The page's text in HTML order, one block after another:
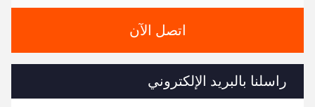
اتصل الآن
راسلنا بالبريد الإلكتروني